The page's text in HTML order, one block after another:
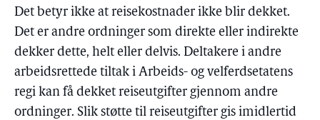
Det betyr ikke at reisekostnader ikke blir dekket.
Det er andre ordninger som direkte eller indirekte
dekker dette, helt eller delvis. Deltakere i andre
arbeidsrettede tiltak i Arbeids- og velferdsetatens
regi kan få dekket reiseutgifter gjennom andre
ordninger. Slik støtte til reiseutgifter gis imidlertid